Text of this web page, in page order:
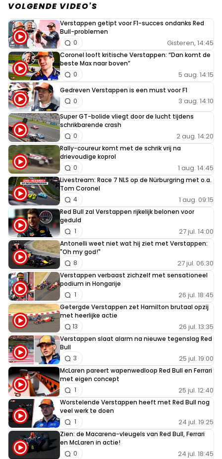
VOLGENDE VIDEO'S
Verstappen getipt voor F1-succes ondanks Red
Bull-problemen
Gisteren, 14:45
0
Coronel looft kritische Verstappen: “Dan komt de
beste Max naar boven”
5 aug. 14:15
0
Gedreven Verstappen is een must voor F1
3 aug. 14:10
0
Super GT-bolide vliegt door de lucht tijdens
schrikbarende crash
2 aug. 14:20
0
Rally-coureur komt met de schrik vrij na
drievoudige koprol
1 aug. 14:45
0
Livestream: Race 7 NLS op de Nürburgring met o.a.
Tom Coronel
1 aug. 09:15
4
Red Bull zal Verstappen rijkelijk belonen voor
geduld
27 jul. 14:00
1
Antonelli weet niet wat hij ziet met Verstappen:
"Oh my god!"
27 jul. 06:30
8
Verstappen verbaast zichzelf met sensationeel
podium in Hongarije
26 jul. 18:45
1
Getergde Verstappen zet Hamilton brutaal opzij
met heerlijke actie
26 jul. 13:35
13
Verstappen slaat alarm na nieuwe tegenslag Red
Bull
25 jul. 19:00
3
McLaren pareert wapenwedloop Red Bull en Ferrari
met eigen concept
25 jul. 12:40
1
Worstelende Verstappen heeft met Red Bull nog
veel werk te doen
24 jul. 19:25
1
Zien: de Macarena-vleugels van Red Bull, Ferrari
en McLaren in actie!
24 jul. 18:45
0